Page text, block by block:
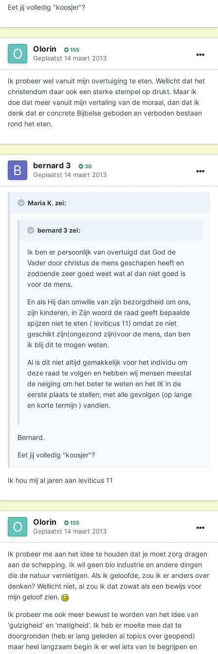
Eet jij volledig "koosjer"?
Olorin 155
Geplaatst 14 maart 2013
Ik probeer wel vanuit mijn overtuiging te eten. Wellicht dat het
christendom daar ook een sterke stempel op drukt. Maar ik
doe dat meer vanuit mijn vertaling van de moraal, dan dat ik
denk dat er concrete Bijbelse geboden en verboden bestaan
rond het eten.
bernard 3 30
Geplaatst 14 maart 2013
Maria K. zei:
bernard 3 zei:
Ik ben er persoonlijk van overtuigd dat God de
Vader door christus de mens geschapen heeft en
zodoende zeer goed weet wat al dan niet goed is
voor de mens.
En als Hij dan omwille van zijn bezorgdheid om ons,
zijn kinderen, in Zijn woord de raad geeft bepaalde
spijzen niet te eten ( leviticus 11) omdat ze niet
geschikt zijn(ongezond zijn)voor de mens, dan ben
ik blij dit te mogen weten.
Al is dit niet altijd gemakkelijk voor het individu om
deze raad te volgen en hebben wij mensen meestal
de neiging om het beter te weten en het IK in de
eerste plaats te stellen; met alle gevolgen (op lange
en korte termijn ) vandien.
Bernard.
Eet jij volledig "koosjer"?
Ik hou mij al jaren aan leviticus 11
Olorin 155
Geplaatst 14 maart 2013
Ik probeer me aan het idee te houden dat je moet zorg dragen
aan de schepping. Ik wil geen bio industrie en andere dingen
die de natuur vernietigen. Als ik geloofde, zou ik er anders over
denken? Wellicht niet, al zou ik dat zowat als een bewijs voor
mijn geloof zien.
Ik probeer me ook meer bewust te worden van het idee van
'gulzigheid' en 'matigheid'. Ik heb er moeite mee dat te
doorgronden (heb er lang geleden al topics over geopend)
maar heel langzaam begin ik er wel iets van te begrijpen en